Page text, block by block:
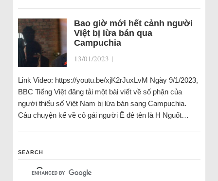
Bao giờ mới hết cảnh người
Việt bị lừa bán qua
Campuchia
13/01/2023 |
Link Video: https://youtu.be/xjK2rJuxLvM Ngày 9/1/2023,
BBC Tiếng Việt đăng tải một bài viết về số phận của
người thiểu số Việt Nam bị lừa bán sang Campuchia.
Câu chuyện kể về cô gái người Ê đê tên là H Nguốt…
SEARCH